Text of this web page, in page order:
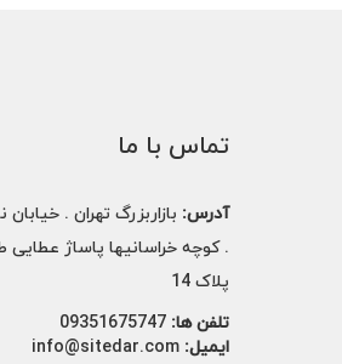
تماس با ما
آدرس: بازاربزرگ تهران .
. کوچه خراسانیها پاساژ عطایی
پلاک 14
تلفن ها:09351675747
ایمیل: info@sitedar.com